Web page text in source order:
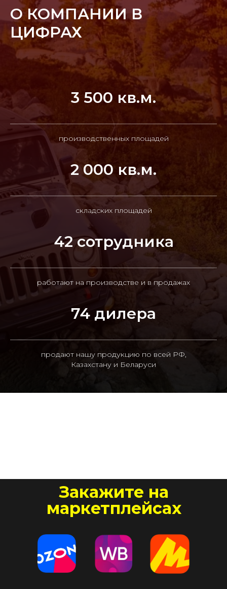
О КОМПАНИИ В
ЦИФРАХ
3 500 кв.м.
производственных площадей
2 000 кв.м.
складских площадей
42 сотрудника
работают на производстве и в продажах
74 дилера
продают нашу продукцию по всей РФ,
Казахстану и Беларуси
Закажите на
маркетплейсах